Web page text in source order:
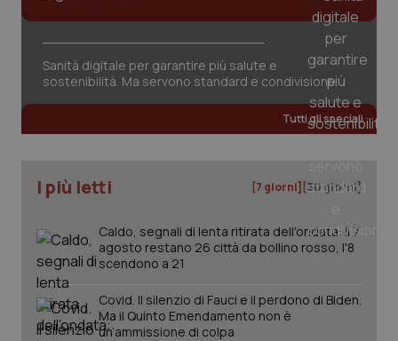
Sanità digitale per garantire più salute e
sostenibilità. Ma servono standard e condivisione
Tutti gli speciali
I più letti [7 giorni] [30 giorni]
Caldo, segnali di lenta ritirata dell'ondata: il 7
agosto restano 26 città da bollino rosso, l'8
scendono a 21
Covid. Il silenzio di Fauci e il perdono di Biden.
Ma il Quinto Emendamento non è
un’ammissione di colpa
tracking-enable
www.quotidianosanita.it
_ga
Google LLC